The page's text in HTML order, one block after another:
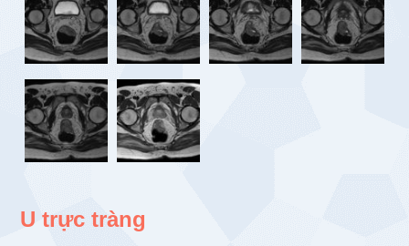
U trực tràng